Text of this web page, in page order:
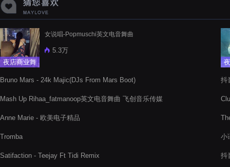
夜店商业舞
女说唱-Popmuschi英文电音舞曲
5.3万
Bruno Mars - 24k Majic(DJs From Mars Boot)
Mash Up Rihaa_fatmanoop英文电音舞曲 飞创音乐传媒
Anne Marie - 欧美电子精品
Tromba
Satifaction - Teejay Ft Tidi Remix
抖
小
抖